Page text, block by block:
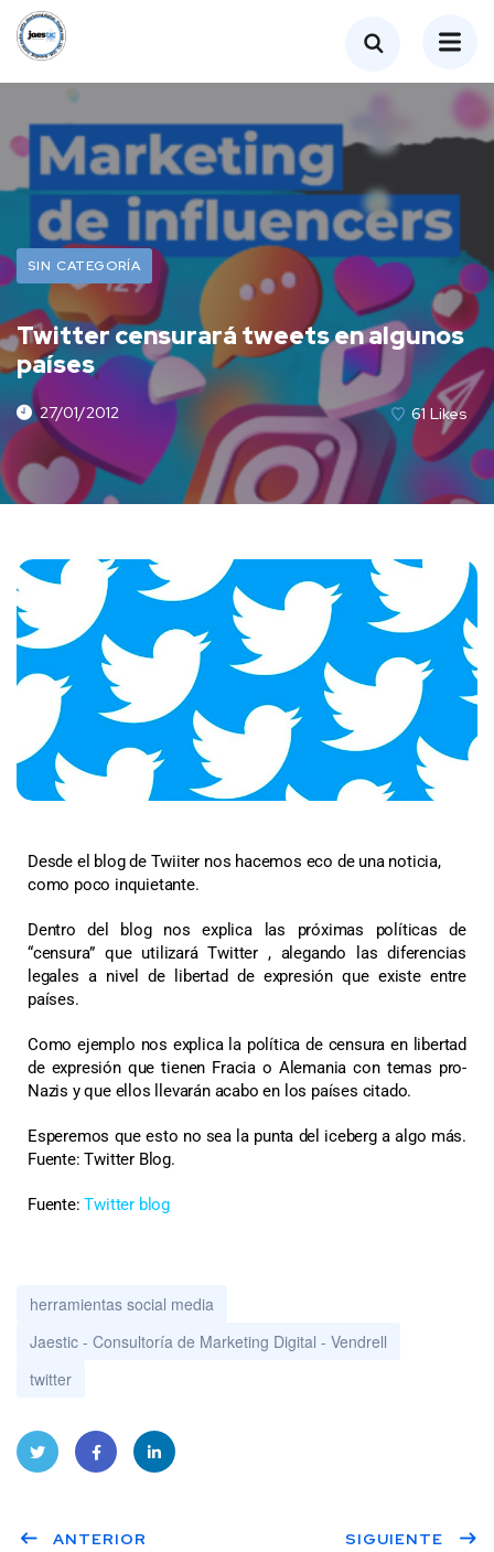
SIN CATEGORÍA
Twitter censurará tweets en algunos
países
27/01/2012 61 Likes
Desde el blog de Twiiter nos hacemos eco de una noticia,
como poco inquietante.
Dentro del blog nos explica las próximas políticas de
“censura” que utilizará Twitter , alegando las diferencias
legales a nivel de libertad de expresión que existe entre
países.
Como ejemplo nos explica la política de censura en libertad
de expresión que tienen Fracia o Alemania con temas pro-
Nazis y que ellos llevarán acabo en los países citado.
Esperemos que esto no sea la punta del iceberg a algo más.
Fuente: Twitter Blog.
Fuente: Twitter blog
herramientas social media
Jaestic - Consultoría de Marketing Digital - Vendrell
twitter
er book dIn
ANTERIOR SIGUIENTE